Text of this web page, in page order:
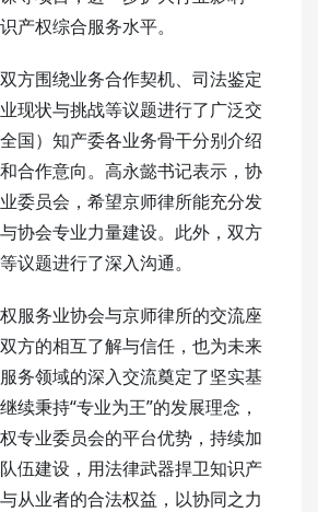
产权综合服务水平。
方围绕业务合作契机、司法鉴定
现状与挑战等议题进行了广泛交
国）知产委各业务骨干分别介绍
合作意向。高永懿书记表示，协
委员会，希望京师律所能充分发
协会专业力量建设。此外，双方
议题进行了深入沟通。
服务业协会与京师律所的交流座
方的相互了解与信任，也为未来
务领域的深入交流奠定了坚实基
续秉持“专业为王”的发展理念，
专业委员会的平台优势，持续加
伍建设，用法律武器捍卫知识产
从业者的合法权益，以协同之力